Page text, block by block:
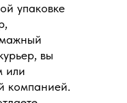
упаковке
вы
или
компанией.